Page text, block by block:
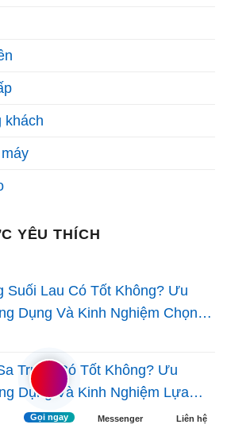
khách
YÊU THÍCH
Suối Lau Có Tốt Không? Ưu
Dụng Và Kinh Nghiệm Chọn
Trung Có Tốt Không? Ưu
Dụng Và Kinh Nghiệm Lựa
Nhà Việt
Gọi ngay Messenger Liên hệ